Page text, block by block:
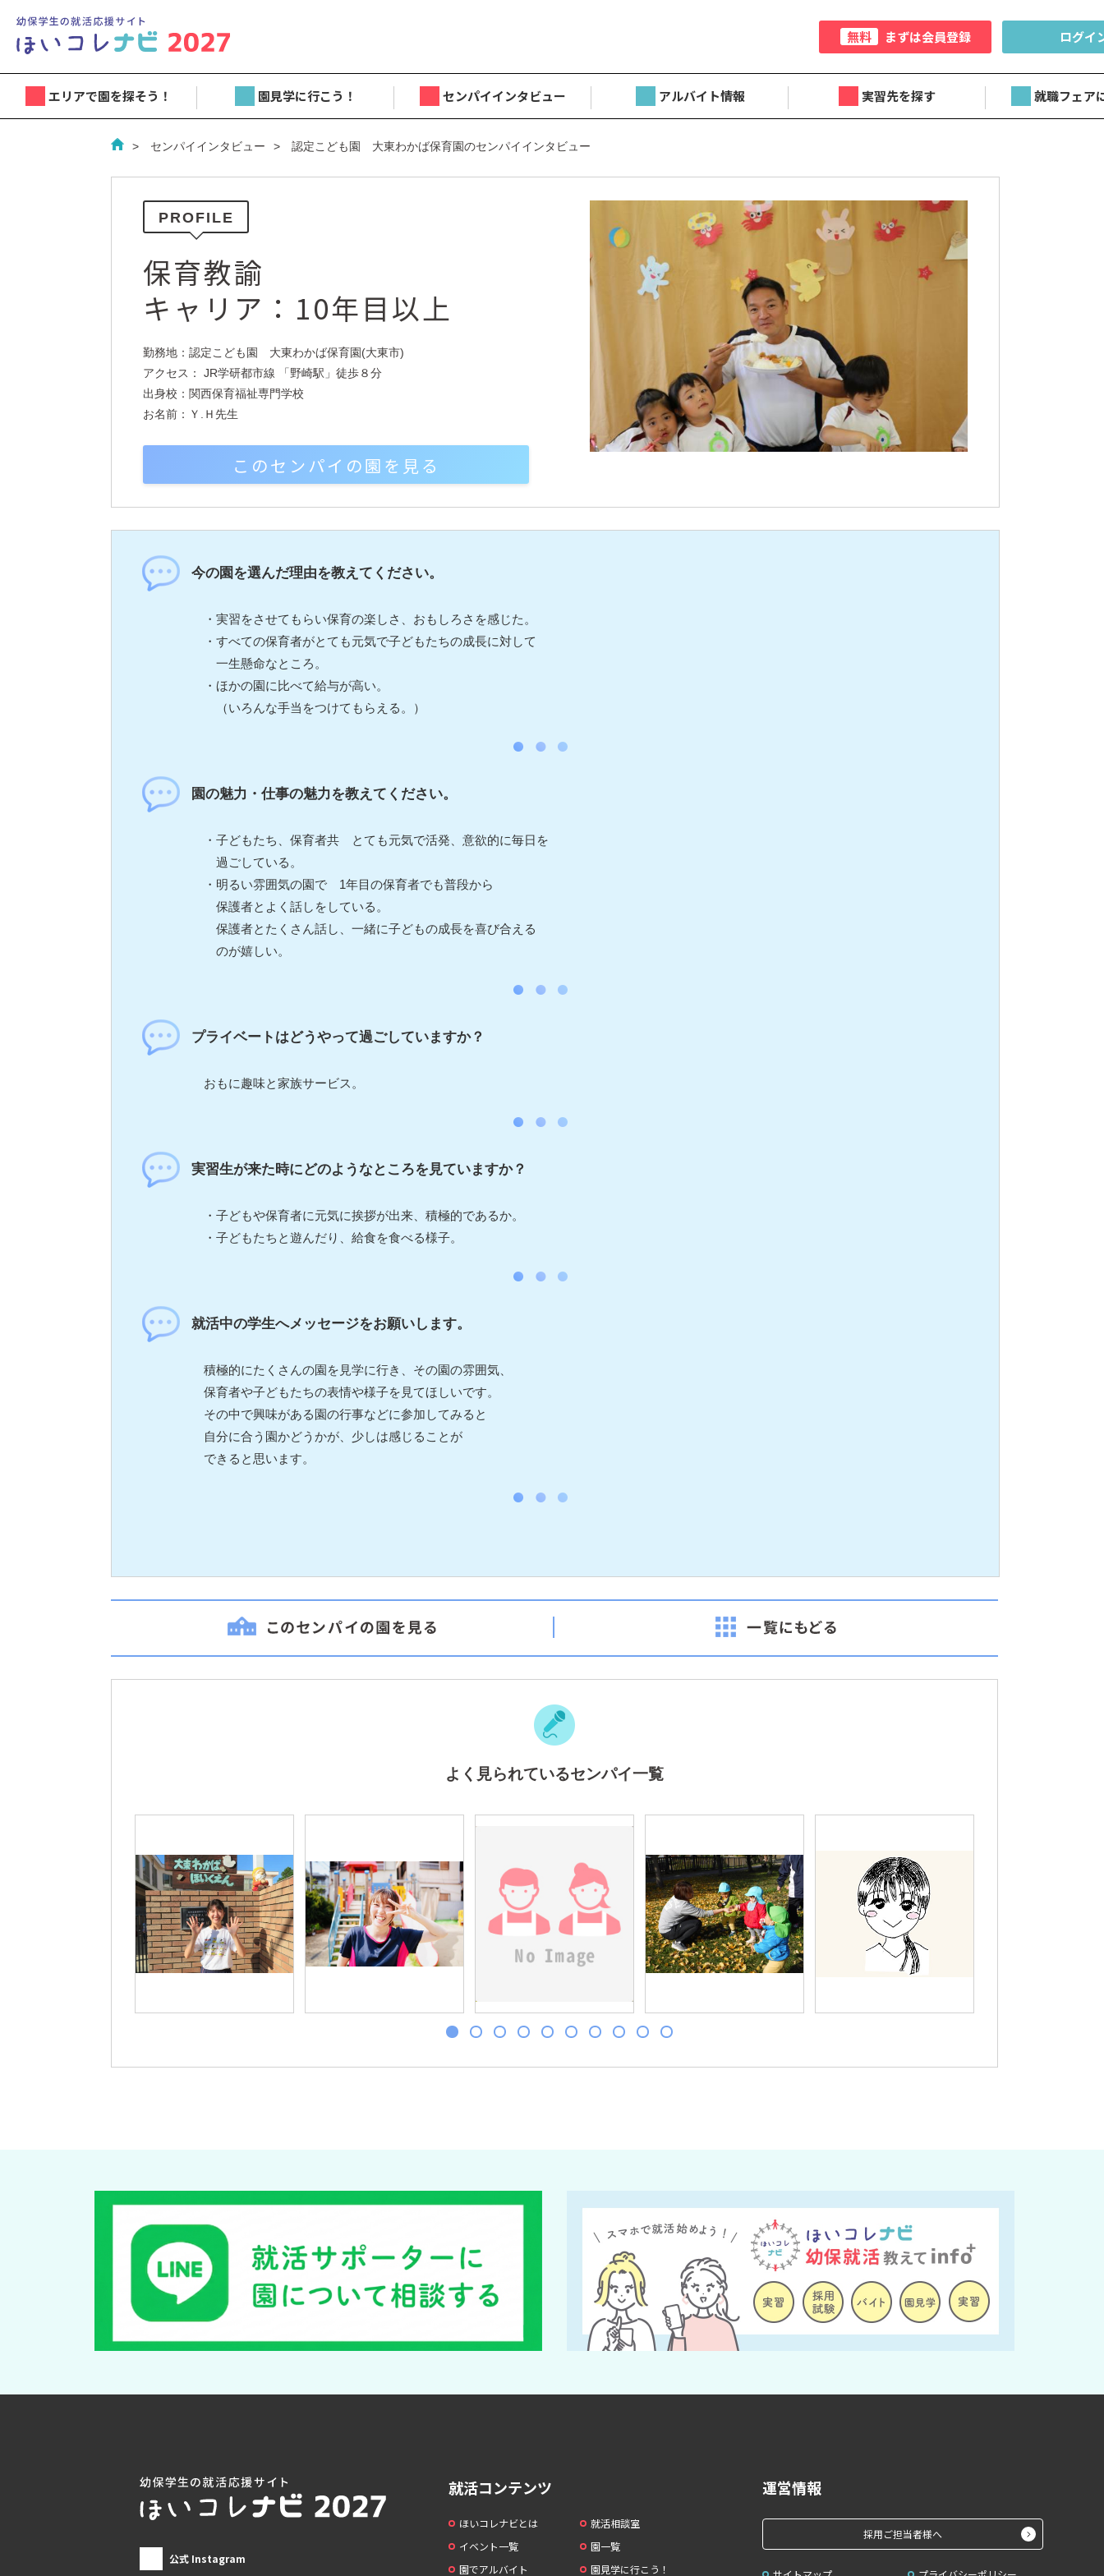
無料 まずは会員登録 ログイ
エリアで園を探そう！ 園見学に行こう！ センパイインタビュー アルバイト情報 実習先を探す 就職フェア
センパイインタビュー 認定こども園 大東わかば保育園のセンパイインタビュー
PROFILE
保育教諭
キャリア：10年目以上
勤務地：認定こども園 大東わかば保育園(大東市)
アクセス： JR学研都市線 「野崎駅」徒歩８分
出身校：関西保育福祉専門学校
お名前：Ｙ.Ｈ先生
このセンパイの園を見る
今の園を選んだ理由を教えてください。
・実習をさせてもらい保育の楽しさ、おもしろさを感じた。
・すべての保育者がとても元気で子どもたちの成長に対して
一生懸命なところ。
・ほかの園に比べて給与が高い。
（いろんな手当をつけてもらえる。）
園の魅力・仕事の魅力を教えてください。
・子どもたち、保育者共 とても元気で活発、意欲的に毎日を
過ごしている。
・明るい雰囲気の園で 1年目の保育者でも普段から
保護者とよく話しをしている。
保護者とたくさん話し、一緒に子どもの成長を喜び合える
のが嬉しい。
プライベートはどうやって過ごしていますか？
おもに趣味と家族サービス。
実習生が来た時にどのようなところを見ていますか？
・子どもや保育者に元気に挨拶が出来、積極的であるか。
・子どもたちと遊んだり、給食を食べる様子。
就活中の学生へメッセージをお願いします。
積極的にたくさんの園を見学に行き、その園の雰囲気、
保育者や子どもたちの表情や様子を見てほしいです。
その中で興味がある園の行事などに参加してみると
自分に合う園かどうかが、少しは感じることが
できると思います。
よく見られているセンパイ一覧
公式 Instagram
就活コンテンツ
ほいコレナビとは
就活相談室
イベント一覧
園一覧
園でアルバイト
園見学に行こう！
運営情報
採用ご担当者様へ